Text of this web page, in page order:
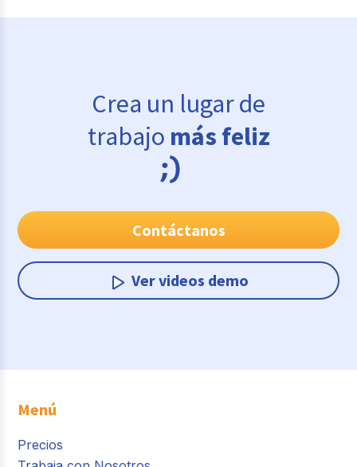
Crea un lugar de
trabajo más feliz
Contáctanos
Ver videos demo
Menú
Precios